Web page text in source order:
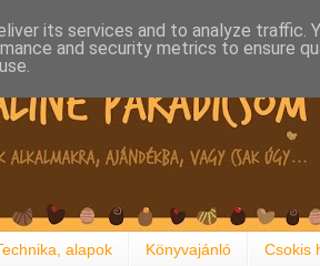
alapok Könyvajánló Csokis
its services and to analyze traffic.
and security metrics to ensure